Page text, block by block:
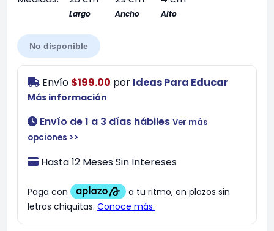
Largo Ancho Alto
No disponible
Envío $199.00 por Ideas Para Educar
Más información
Envío de 1 a 3 días hábiles Ver más
opciones >>
Hasta 12 Meses Sin Intereses